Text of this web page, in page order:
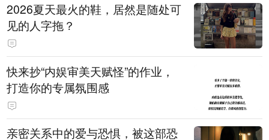
2026夏天最火的鞋，居然是随处可
见的人字拖？
快来抄“内娱审美天赋怪”的作业，
打造你的专属氛围感
亲密关系中的爱与恐惧，被这部恐